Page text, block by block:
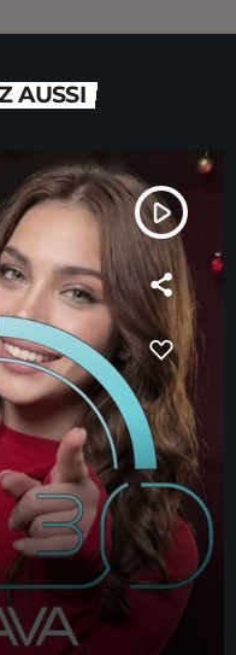
AUSSI
play_arrow